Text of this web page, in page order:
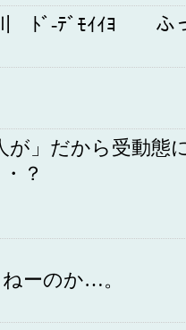
川 ﾄﾞ-ﾃﾞﾓｲｲﾖ ふ
が」だから受動態
？
ーのか…。